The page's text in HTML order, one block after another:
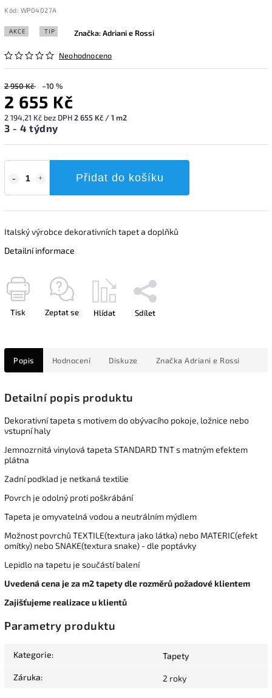
Kód: WP04027A
AKCE TIP
Neohodnoceno
Značka:Adriani e Rossi
2 950 Kč –10 %
2 655 Kč
2 194,21 Kč bez DPH2 655 Kč / 1 m2
3 - 4 týdny
Přidat do košíku
Italský výrobce dekorativních tapet a doplňků
Detailní informace
Tisk Zeptat se Hlídat Sdílet
Popis Hodnocení Diskuze Značka Adriani e Rossi
Detailní popis produktu
Dekorativní tapeta s motivem do obývacího pokoje, ložnice nebo
vstupní haly
Jemnozrnitá vinylová tapeta STANDARD TNT s matným efektem
plátna
Zadní podklad je netkaná textilie
Povrch je odolný proti poškrábání
Tapeta je omyvatelná vodou a neutrálním mýdlem
Možnost povrchů TEXTILE(textura jako látka) nebo MATERIC(efekt
omítky) nebo SNAKE(textura snake) - dle poptávky
Lepidlo na tapetu je součástí balení
Uvedená cena je za m2 tapety dle rozměrů požadové klientem
Zajišťujeme realizace u klientů
Parametry produktu
Kategorie: Tapety
Záruka: 2 roky